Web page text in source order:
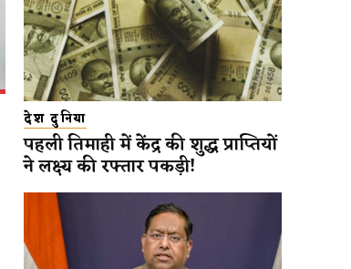
देश दुनिया
पहली तिमाही में केंद्र की शुद्ध प्राप्तियों
ने लक्ष्य की रफ्तार पकड़ी!